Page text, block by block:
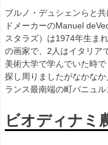
ブルノ・デュシェンらと
ドメーカーのManuel
スタラズ）は1974年生ま
の画家で、2人はイタリア
美術大学で学んでいた時
探し周りましたがなかな
ランス最南端の町バニュル
ビオディナミ